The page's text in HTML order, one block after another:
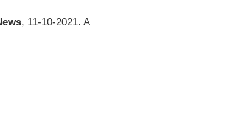
, 11-10-2021. A